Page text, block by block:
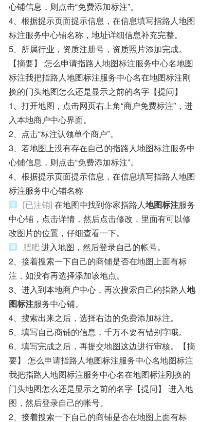
心铺信息，则点击“免费添加标注”。
4、根据提示页面提示信息，在信息填写指路人地图
标注服务中心铺名称，地址详细信息补充完整。
5、所属行业，资质注册号，资质照片添加完成。
【摘要】 怎么申请指路人地图标注服务中心名地图
标注我把指路人地图标注服务中心名在地图标注刚
换的门头地图怎么还是显示之前的名字【提问】
1、打开地图，点击网页右上角“商户免费标注”，进
入本地商户中心界面。
2、点击“标注认领单个商户”。
3、若地图上没有存在自己的指路人地图标注服务中
心铺信息，则点击“免费添加标注”。
4、根据提示页面提示信息，在信息填写指路人地图
标注服务中心铺名称
[已注销] 在地图中找到你家指路人地图标注服务
中心铺，点击详情，然后点击修改，里面有可以修
改图片的位置，仔细查看一下。
肥肥进入地图，然后登录自己的帐号。
2、接着搜索一下自己的商铺是否在地图上面有标
注，如没有再选择添加该地点。
3、进入到本地商户中心，再次搜索自己的指路人地
图标注服务中心铺。
4、搜索出来之后，选择右边的免费添加标注。
5、填写自己商铺的信息，千万不要有错别字哦。
6、填写完成之后，再提交地图这边进行审核。【摘
要】 怎么申请指路人地图标注服务中心名地图标注
我把指路人地图标注服务中心名在地图标注刚换的
门头地图怎么还是显示之前的名字【提问】 进入地
图，然后登录自己的帐号。
2、接着搜索一下自己的商铺是否在地图上面有标